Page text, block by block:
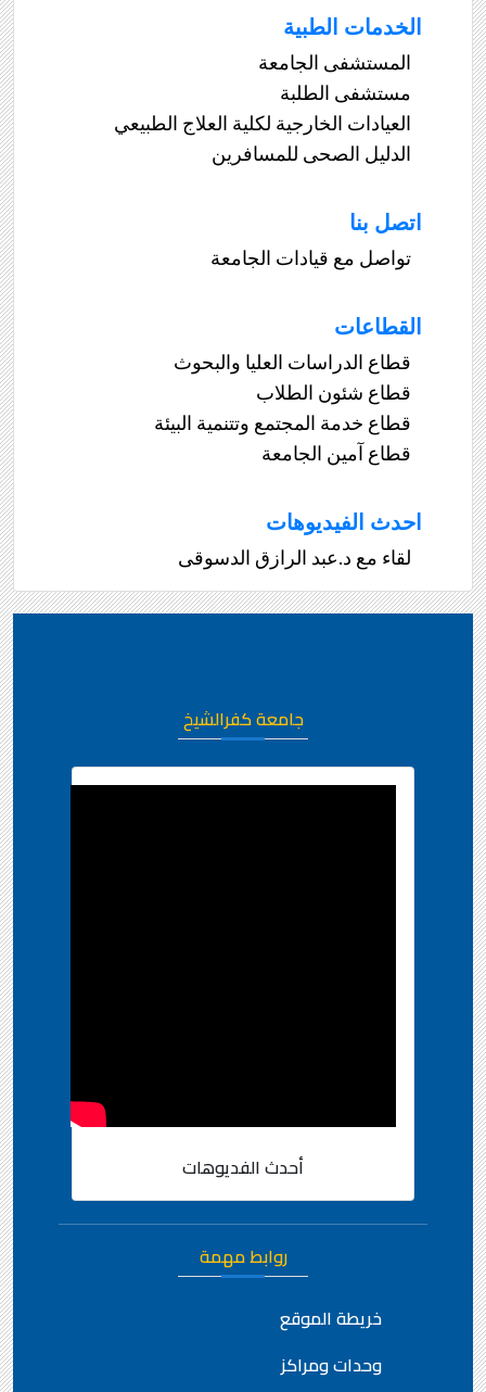
الخدمات الطبية
المستشفى الجامعة
مستشفى الطلبة
العيادات الخارجية لكلية العلاج الطبيعي
الدليل الصحى للمسافرين
اتصل بنا
تواصل مع قيادات الجامعة
القطاعات
قطاع الدراسات العليا والبحوث
قطاع شئون الطلاب
قطاع خدمة المجتمع وتتنمية البيئة
قطاع آمين الجامعة
احدث الفيديوهات
لقاء مع د.عبد الرازق الدسوقى
جامعة كفرالشيخ
أحدث الفديوهات
روابط مهمة
خريطة الموقع
وحدات ومراكز